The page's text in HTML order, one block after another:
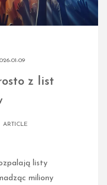
01-09
z list
ARTICLE
listy
miliony